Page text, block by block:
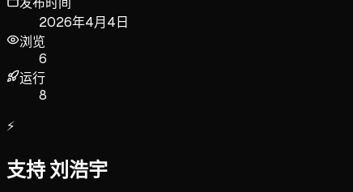
2026年4月4日
浏览
6
运行
8
⚡
支持 刘浩宇